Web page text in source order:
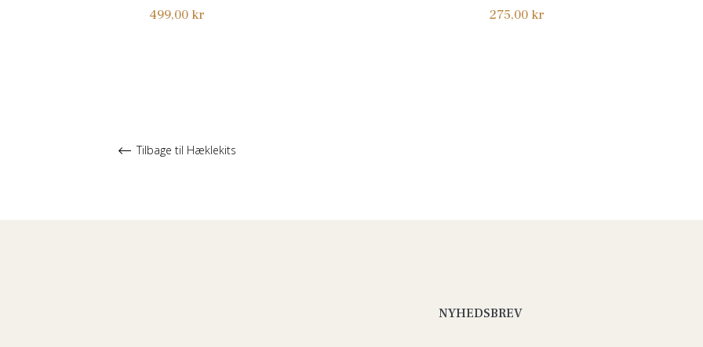
Normalpris
499,00 kr Normalpris
275,00 kr
Tilbage til Hæklekits
NYHEDSBREV